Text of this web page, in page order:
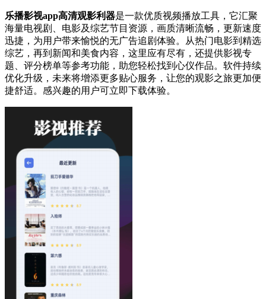
乐播影视app高清观影利器是一款优质视频播放工具，它汇聚
海量电视剧、电影及综艺节目资源，画质清晰流畅，更新速度
迅捷，为用户带来愉悦的无广告追剧体验。从热门电影到精选
综艺，再到新闻和美食内容，这里应有尽有，还提供影视专
题、评分榜单等参考功能，助您轻松找到心仪作品。软件持续
优化升级，未来将增添更多贴心服务，让您的观影之旅更加便
捷舒适。感兴趣的用户可立即下载体验。